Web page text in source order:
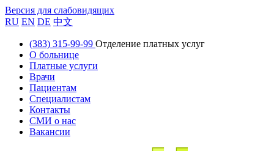
Версия для слабовидящих
RU EN DE 中文
(383) 315-99-99 Отделение платных услуг
О больнице
Платные услуги
Врачи
Пациентам
Специалистам
Контакты
СМИ о нас
Вакансии